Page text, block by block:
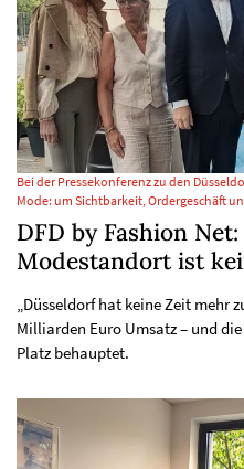
Bei der Pressekonferenz zu den
Mode: um Sichtbarkeit, Ordergeschäft
DFD by Fashion
Modestandort ist
„Düsseldorf hat keine Zeit mehr
Milliarden Euro Umsatz – und
Platz behauptet.